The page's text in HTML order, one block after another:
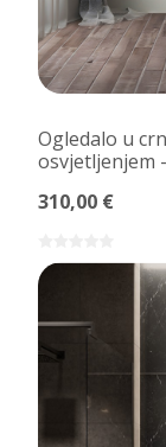
Ogledalo u
osvjetljenjem
310,00 €